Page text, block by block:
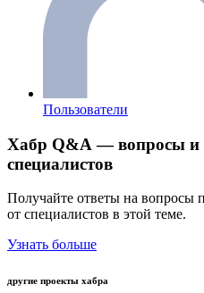
Пользователи
Хабр Q&A — вопросы и
специалистов
Получайте ответы на вопросы
от специалистов в этой теме.
Узнать больше
другие проекты хабра